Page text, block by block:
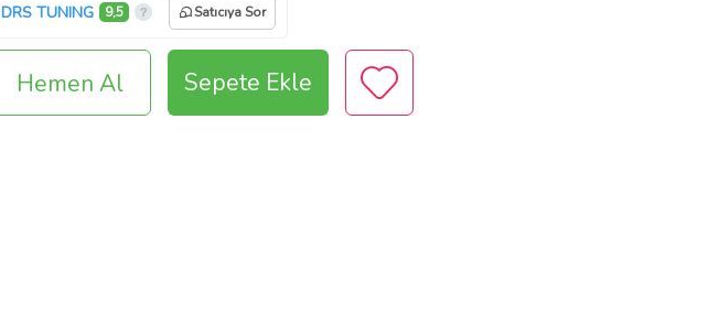
DRS TUNING 9,5 Satıcıya Sor
Hemen Al Sepete Ekle